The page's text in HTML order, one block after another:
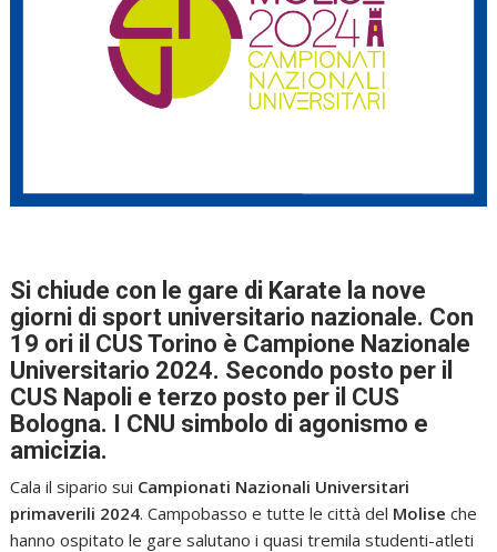
Si chiude con le gare di Karate la nove
giorni di sport universitario nazionale. Con
19 ori il CUS Torino è Campione Nazionale
Universitario 2024. Secondo posto per il
CUS Napoli e terzo posto per il CUS
Bologna. I CNU simbolo di agonismo e
amicizia.
Cala il sipario sui Campionati Nazionali Universitari
primaverili 2024. Campobasso e tutte le città del Molise che
hanno ospitato le gare salutano i quasi tremila studenti-atleti